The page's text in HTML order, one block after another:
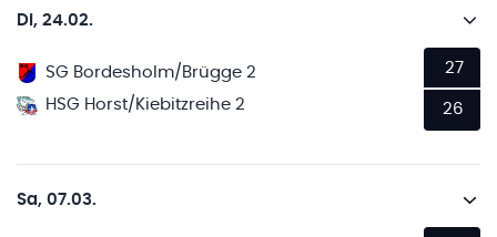
Di, 24.02.
SG Bordesholm/Brügge 2
HSG Horst/Kiebitzreihe 2
27
26
Sa, 07.03.